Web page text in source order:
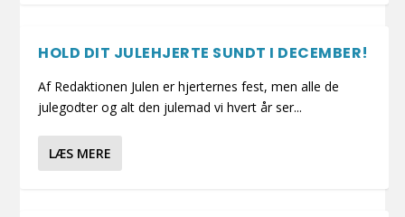
HOLD DIT JULEHJERTE SUNDT I DECEMBER!
Af Redaktionen Julen er hjerternes fest, men alle de
julegodter og alt den julemad vi hvert år ser...
LÆS MERE